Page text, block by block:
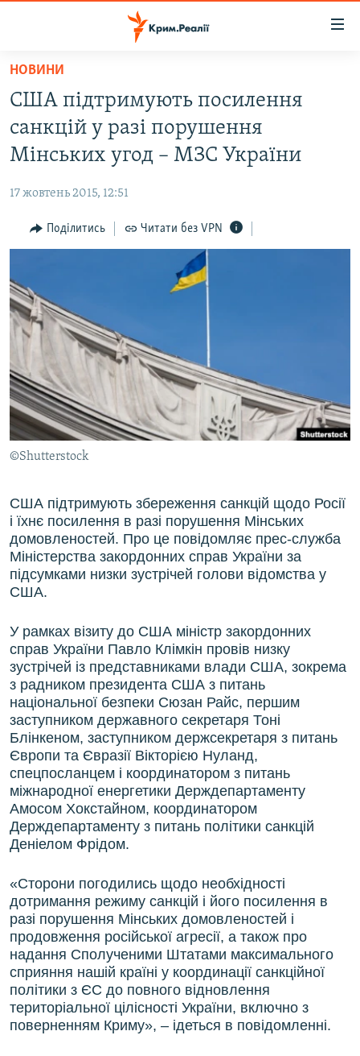
Перейти
основного
матеріалу
Перейти
до
основної
Перейти
до
ВОДА.КРИМ
ВІДЕО ТА ФОТО
БЛОГИ
ПОГЛЯД
ВСЕ ЗА ДЕНЬ
СПЕЦПРОЕКТИ
ДЕПОРТАЦІЯ
ВІДЕОУРОКИ «ELIFBE»
СВІДЧЕННЯ ОКУПАЦІЇ
УКРАЇНСЬКА ПРОБЛЕМА КРИМУ
ІНФОГРАФІКА
ЯК ОБІЙТИ БЛОКУВАННЯ
Русский
Qırımtatar
ДОЛУЧАЙСЯ!
Усі сайти RFE/RL
НОВИНИ
США підтримують посилення
санкцій у разі порушення
Мінських угод – МЗС України
17 жовтень 2015, 12:51
Поділитись Читати без VPN
©Shutterstock
США підтримують збереження санкцій щодо Росії
і їхнє посилення в разі порушення Мінських
домовленостей. Про це повідомляє прес-служба
Міністерства закордонних справ України за
підсумками низки зустрічей голови відомства у
США.
У рамках візиту до США міністр закордонних
справ України Павло Клімкін провів низку
зустрічей із представниками влади США, зокрема
з радником президента США з питань
національної безпеки Сюзан Райс, першим
заступником державного секретаря Тоні
Блінкеном, заступником держсекретаря з питань
Європи та Євразії Вікторією Нуланд,
спецпосланцем і координатором з питань
міжнародної енергетики Держдепартаменту
Амосом Хокстайном, координатором
Держдепартаменту з питань політики санкцій
Деніелом Фрідом.
«Сторони погодились щодо необхідності
дотримання режиму санкцій і його посилення в
разі порушення Мінських домовленостей і
продовження російської агресії, а також про
надання Сполученими Штатами максимального
сприяння нашій країні у координації санкційної
політики з ЄС до повного відновлення
територіальної цілісності України, включно з
поверненням Криму», – ідеться в повідомленні.